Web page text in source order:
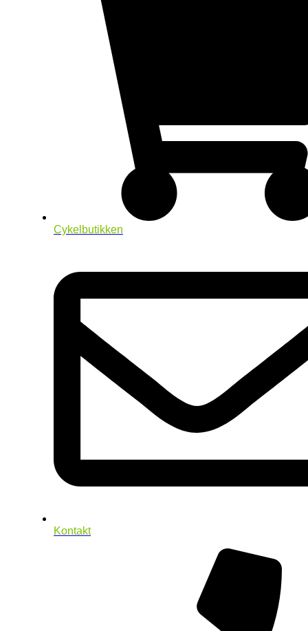
Cykelbutikken
Kontakt